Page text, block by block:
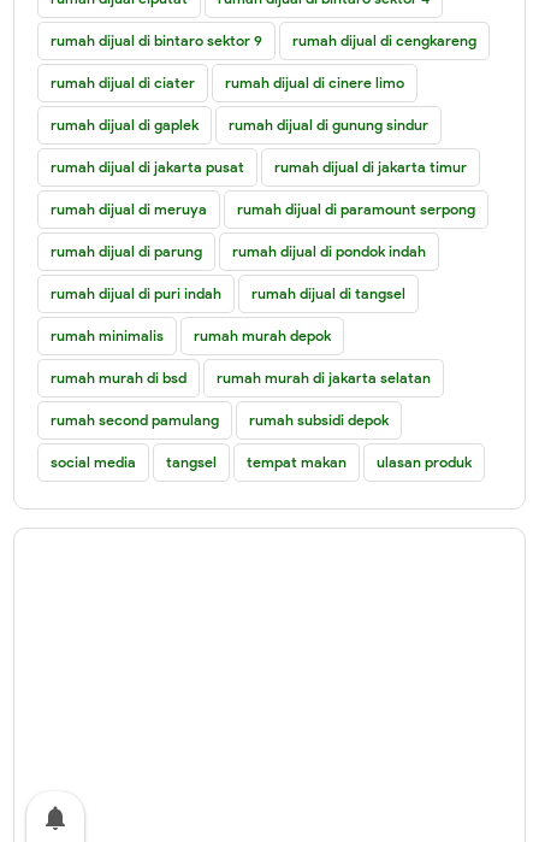
rumah dijual di bintaro sektor 9 rumah dijual di cengkareng
rumah dijual di ciater rumah dijual di cinere limo
rumah dijual di gaplek rumah dijual di gunung sindur
rumah dijual di jakarta pusat rumah dijual di jakarta timur
rumah dijual di meruya rumah dijual di paramount serpong
rumah dijual di parung rumah dijual di pondok indah
rumah dijual di puri indah rumah dijual di tangsel
rumah minimalis rumah murah depok
rumah murah di bsd rumah murah di jakarta selatan
rumah second pamulang rumah subsidi depok
social media tangsel tempat makan ulasan produk
notifications